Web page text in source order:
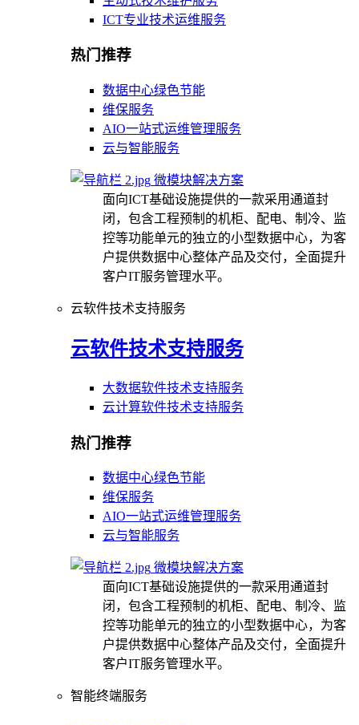
ICT专业技术运维服务
热门推荐
数据中心绿色节能
维保服务
AIO一站式运维管理服务
云与智能服务
微模块解决方案
面向ICT基础设施提供的一款采用通道封
闭，包含工程预制的机柜、配电、制冷、监
控等功能单元的独立的小型数据中心，为客
户提供数据中心整体产品及交付，全面提升
客户IT服务管理水平。
云软件技术支持服务
云软件技术支持服务
大数据软件技术支持服务
云计算软件技术支持服务
热门推荐
数据中心绿色节能
维保服务
AIO一站式运维管理服务
云与智能服务
微模块解决方案
面向ICT基础设施提供的一款采用通道封
闭，包含工程预制的机柜、配电、制冷、监
控等功能单元的独立的小型数据中心，为客
户提供数据中心整体产品及交付，全面提升
客户IT服务管理水平。
智能终端服务